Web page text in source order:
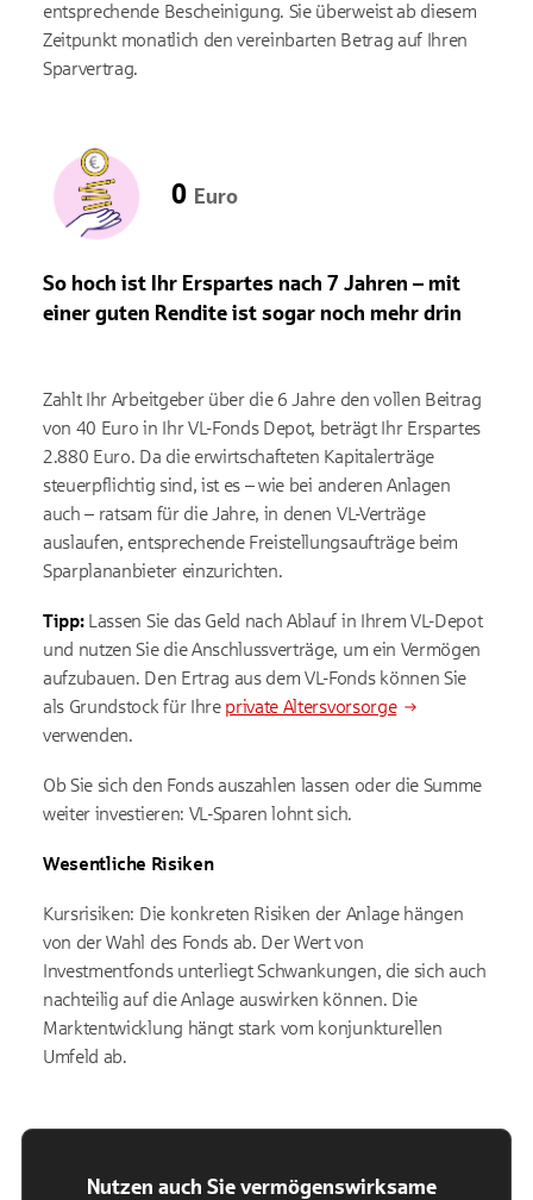
entsprechende Bescheinigung. Sie überweist ab diesem
Zeitpunkt monatlich den vereinbarten Betrag auf Ihren
Sparvertrag.
0 Euro
So hoch ist Ihr Erspartes nach 7 Jahren – mit
einer guten Rendite ist sogar noch mehr drin
Zahlt Ihr Arbeitgeber über die 6 Jahre den vollen Beitrag
von 40 Euro in Ihr VL-Fonds Depot, beträgt Ihr Erspartes
2.880 Euro. Da die erwirtschafteten Kapitalerträge
steuerpflichtig sind, ist es – wie bei anderen Anlagen
auch – ratsam für die Jahre, in denen VL-Verträge
auslaufen, entsprechende Freistellungsaufträge beim
Sparplananbieter einzurichten.
Tipp:Lassen Sie das Geld nach Ablauf in Ihrem VL-Depot
und nutzen Sie die Anschlussverträge, um ein Vermögen
aufzubauen. Den Ertrag aus dem VL-Fonds können Sie
als Grundstock für Ihre private Altersvorsorge
verwenden.
Ob Sie sich den Fonds auszahlen lassen oder die Summe
weiter investieren: VL-Sparen lohnt sich.
Wesentliche Risiken
Kursrisiken: Die konkreten Risiken der Anlage hängen
von der Wahl des Fonds ab. Der Wert von
Investmentfonds unterliegt Schwankungen, die sich auch
nachteilig auf die Anlage auswirken können. Die
Marktentwicklung hängt stark vom konjunkturellen
Umfeld ab.
Nutzen auch Sie vermögenswirksame